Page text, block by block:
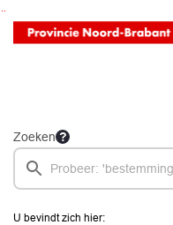
Ga naar de inhoud van deze pagina
Ga naar het zoeken
Ga naar het menu
Zoeken
U bevindt zich hier: